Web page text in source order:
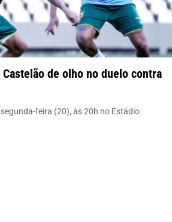
de olho no duelo contra
feira (20), às 20h no Estádio